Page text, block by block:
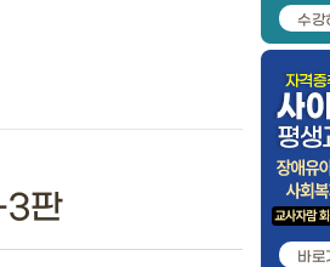
3판
수강
바로